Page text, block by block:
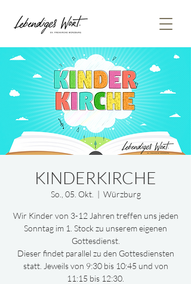
KINDERKIRCHE
So., 05. Okt.
  |
Würzburg
Wir Kinder von 3-12 Jahren treffen uns jeden
Sonntag im 1. Stock zu unserem eigenen
Gottesdienst.
Dieser findet parallel zu den Gottesdiensten
statt. Jeweils von 9:30 bis 10:45 und von
11:15 bis 12:30.